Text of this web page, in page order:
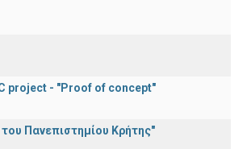
project - "Proof of concept"
Πανεπιστημίου Κρήτης"